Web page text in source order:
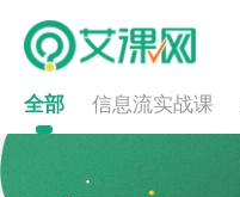
全部 信息流实战课